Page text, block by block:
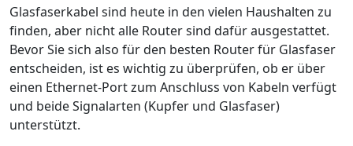
Glasfaserkabel sind heute in den vielen Haushalten zu
finden, aber nicht alle Router sind dafür ausgestattet.
Bevor Sie sich also für den besten Router für Glasfaser
entscheiden, ist es wichtig zu überprüfen, ob er über
einen Ethernet-Port zum Anschluss von Kabeln verfügt
und beide Signalarten (Kupfer und Glasfaser)
unterstützt.